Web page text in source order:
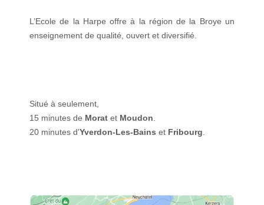
L’Ecole de la Harpe offre à la région de la Broye un
enseignement de qualité, ouvert et diversifié.
Situé à seulement,
15 minutes de Morat et Moudon
20 minutes d'Yverdon-Les-Bains et Fribourg